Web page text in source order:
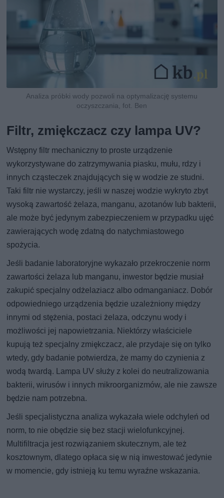
Analiza próbki wody pozwoli na optymalizację systemu
oczyszczania, fot. Ben
Filtr, zmiękczacz czy lampa UV?
Wstępny filtr mechaniczny to proste urządzenie
wykorzystywane do zatrzymywania piasku, mułu, rdzy i
innych cząsteczek znajdujących się w wodzie ze studni.
Taki filtr nie wystarczy, jeśli w naszej wodzie wykryto zbyt
wysoką zawartość żelaza, manganu, azotanów lub bakterii,
ale może być jedynym zabezpieczeniem w przypadku ujęć
zawierających wodę zdatną do natychmiastowego
spożycia.
Jeśli badanie laboratoryjne wykazało przekroczenie norm
zawartości żelaza lub manganu, inwestor będzie musiał
zakupić specjalny odżelaziacz albo odmanganiacz. Dobór
odpowiedniego urządzenia będzie uzależniony między
innymi od stężenia, postaci żelaza, odczynu wody i
możliwości jej napowietrzania. Niektórzy właściciele
kupują też specjalny zmiękczacz, ale przydaje się on tylko
wtedy, gdy badanie potwierdza, że mamy do czynienia z
wodą twardą. Lampa UV służy z kolei do neutralizowania
bakterii, wirusów i innych mikroorganizmów, ale nie zawsze
będzie nam potrzebna.
Jeśli specjalistyczna analiza wykazała wiele odchyleń od
norm, to nie obędzie się bez stacji wielofunkcyjnej.
Multifiltracja jest rozwiązaniem skutecznym, ale też
kosztownym, dlatego opłaca się w nią inwestować jedynie
w momencie, gdy istnieją ku temu wyraźne wskazania.